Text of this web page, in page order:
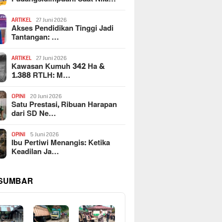
ARTIKEL 27 Juni 2026
Akses Pendidikan Tinggi Jadi
Tantangan: …
ARTIKEL 27 Juni 2026
Kawasan Kumuh 342 Ha &
1.388 RTLH: M…
OPINI 20 Juni 2026
Satu Prestasi, Ribuan Harapan
dari SD Ne…
OPINI 5 Juni 2026
Ibu Pertiwi Menangis: Ketika
Keadilan Ja…